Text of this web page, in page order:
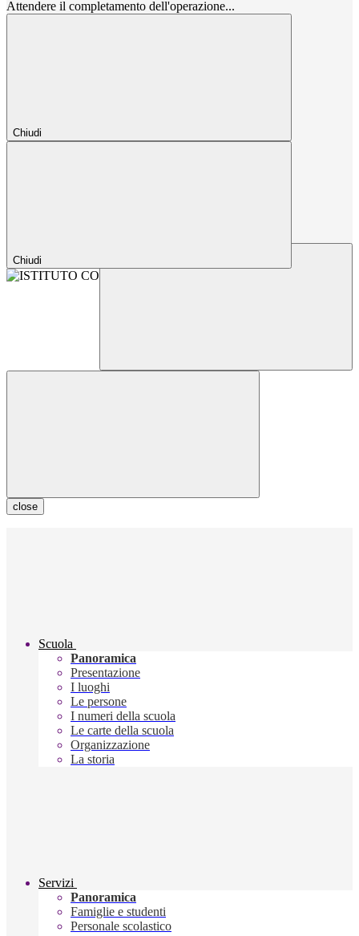
Attendere il completamento dell'operazione...
Chiudi
Chiudi
close
Scuola
Panoramica
Presentazione
I luoghi
Le persone
I numeri della scuola
Le carte della scuola
Organizzazione
La storia
Servizi
Panoramica
Famiglie e studenti
Personale scolastico